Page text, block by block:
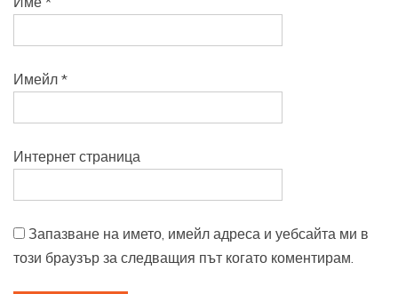
Имейл *
Интернет страница
Запазване на името, имейл адреса и уебсайта ми в
този браузър за следващия път когато коментирам.